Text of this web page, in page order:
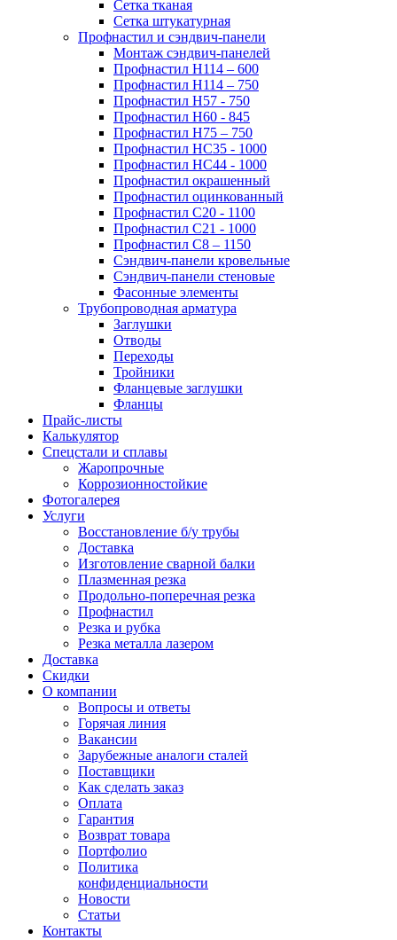
Сетка тканая
Сетка штукатурная
Профнастил и сэндвич-панели
Монтаж сэндвич-панелей
Профнастил Н114 – 600
Профнастил Н114 – 750
Профнастил Н57 - 750
Профнастил Н60 - 845
Профнастил Н75 – 750
Профнастил НС35 - 1000
Профнастил НС44 - 1000
Профнастил окрашенный
Профнастил оцинкованный
Профнастил С20 - 1100
Профнастил С21 - 1000
Профнастил С8 – 1150
Сэндвич-панели кровельные
Сэндвич-панели стеновые
Фасонные элементы
Трубопроводная арматура
Заглушки
Отводы
Переходы
Тройники
Фланцевые заглушки
Фланцы
Прайс-листы
Калькулятор
Спецстали и сплавы
Жаропрочные
Коррозионностойкие
Фотогалерея
Услуги
Восстановление б/у трубы
Доставка
Изготовление сварной балки
Плазменная резка
Продольно-поперечная резка
Профнастил
Резка и рубка
Резка металла лазером
Доставка
Скидки
О компании
Вопросы и ответы
Горячая линия
Вакансии
Зарубежные аналоги сталей
Поставщики
Как сделать заказ
Оплата
Гарантия
Возврат товара
Портфолио
Политика
конфиденциальности
Новости
Статьи
Контакты